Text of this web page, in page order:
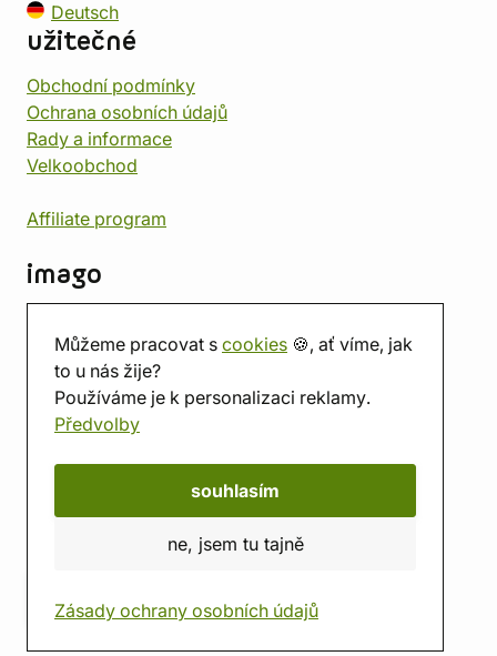
Můžeme pracovat s cookies 🍪, ať víme, jak
to u nás žije?
Používáme je k personalizaci reklamy.
Předvolby
souhlasím
ne, jsem tu tajně
Zásady ochrany osobních údajů
Deutsch
užitečné
Obchodní podmínky
Ochrana osobních údajů
Rady a informace
Velkoobchod
Affiliate program
imago
Prodejna
Herna
O nás
Hodnocení obchodu